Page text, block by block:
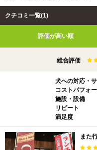
クチコミ一覧(1)
評価が高い順
総合評価
犬への対応・
コストパフォ
施設・設備
リピート
満足度
また